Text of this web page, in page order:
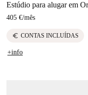
Estúdio para alugar em
405 €/mês
euro CONTAS INCLUÍDAS
+info